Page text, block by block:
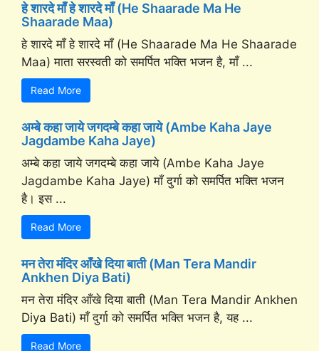
हे शारदे माँ हे शारदे माँ (He Shaarade Ma He
Shaarade Maa)
हे शारदे माँ हे शारदे माँ (He Shaarade Ma He Shaarade
Maa) माता सरस्वती को समर्पित भक्ति भजन है, माँ ...
Read More
अम्बे कहा जाये जगदम्बे कहा जाये (Ambe Kaha Jaye
Jagdambe Kaha Jaye)
अम्बे कहा जाये जगदम्बे कहा जाये (Ambe Kaha Jaye
Jagdambe Kaha Jaye) माँ दुर्गा को समर्पित भक्ति भजन
है। इस ...
Read More
मन तेरा मंदिर आँखे दिया बाती (Man Tera Mandir
Ankhen Diya Bati)
मन तेरा मंदिर आँखे दिया बाती (Man Tera Mandir Ankhen
Diya Bati) माँ दुर्गा को समर्पित भक्ति भजन है, यह ...
Read More